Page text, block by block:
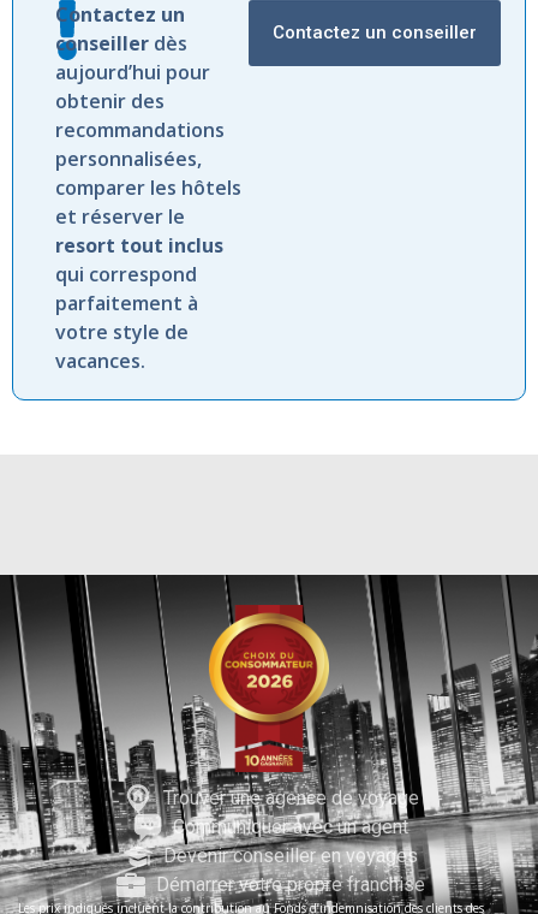
Contactez un
conseiller dès
aujourd’hui pour
obtenir des
recommandations
personnalisées,
comparer les hôtels
et réserver le
resort tout inclus
qui correspond
parfaitement à
votre style de
vacances.
Contactez un conseiller
Trouver une agence de voyage
Communiquer avec un agent
Devenir conseiller en voyages
Démarrer votre propre franchise
Les prix indiqués incluent la contribution au Fonds d’indemnisation des clients des